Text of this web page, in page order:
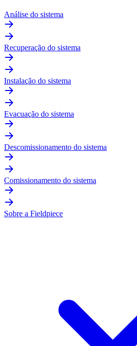
Análise do sistema
Recuperação do sistema
Instalação do sistema
Evacuação do sistema
Descomissionamento do sistema
Comissionamento do sistema
Sobre a Fieldpiece